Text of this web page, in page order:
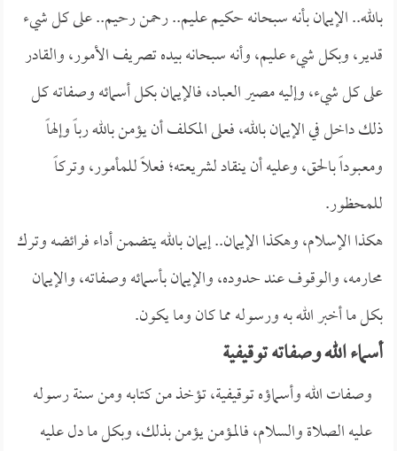
بالله.. الإيمان بأنه سبحانه حكيم عليم.. رحمن رحيم.. على كل شيء
قدير، وبكل شيء عليم، وأنه سبحانه بيده تصريف الأمور، والقادر
على كل شيء، وإليه مصير العباد، فالإيمان بكل أسمائه وصفاته كل
ذلك داخل في الإيمان بالله، فعلى المكلف أن يؤمن بالله رباً وإلهاً
ومعبوداً بالحق، وعليه أن ينقاد لشريعته؛ فعلاً للمأمور، وتركاً
للمحظور.
هكذا الإسلام، وهكذا الإيمان.. إيمان بالله يتضمن أداء فرائضه وترك
محارمه، والوقوف عند حدوده، والإيمان بأسمائه وصفاته، والإيمان
بكل ما أخبر الله به ورسوله مما كان وما يكون.
أسماء الله وصفاته توقيفية
وصفات الله وأسماؤه توقيفية، تؤخذ من كتابه ومن سنة رسوله
عليه الصلاة والسلام، فالمؤمن يؤمن بذلك، وبكل ما دل عليه